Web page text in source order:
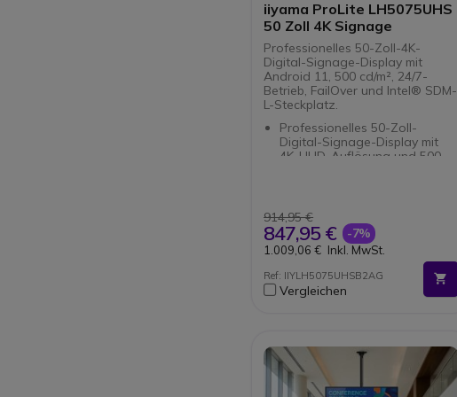
iiyama ProLite LH5075UHS
50 Zoll 4K Signage
Professionelles 50-Zoll-4K-
Digital-Signage-Display mit
Android 11, 500 cd/m², 24/7-
Betrieb, FailOver und Intel® SDM-
L-Steckplatz.
Professionelles 50-Zoll-
Digital-Signage-Display mit
4K-UHD-Auflösung und 500
Hochformat konzipiert.
Android 11 und integrierte
Signage-Software für lokale
Apps, Inhaltsverwaltung und
kabellose Bildschirmfreigabe.
Signal-FailOver-Funktion
wechselt bei einem
Intel® SDM-L-Steckplatz zur
Integration eines separat
erhältlichen Smart Display
914,95 €
847,95 € -7%
1.009,06 € Inkl. MwSt.
Ref: IIYLH5075UHSB2AG
Vergleichen